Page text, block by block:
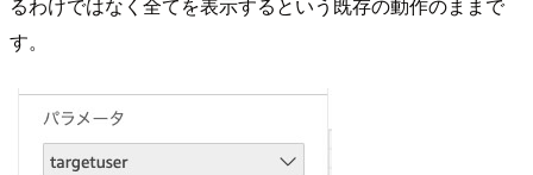
るわけではなく全てを表示するという既存の動作のままで
す。